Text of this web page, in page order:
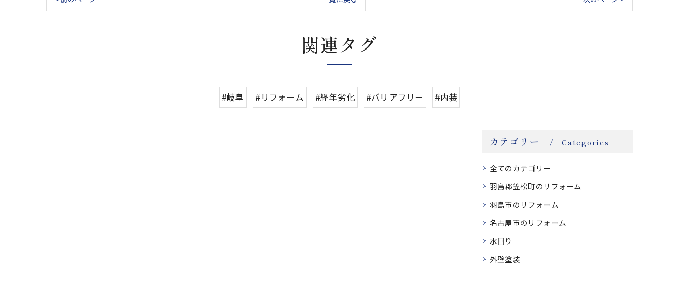
関連タグ
#岐阜 #リフォーム #経年劣化 #バリアフリー #内装
カテゴリー Categories
全てのカテゴリー
羽島郡笠松町のリフォーム
羽島市のリフォーム
名古屋市のリフォーム
水回り
外壁塗装